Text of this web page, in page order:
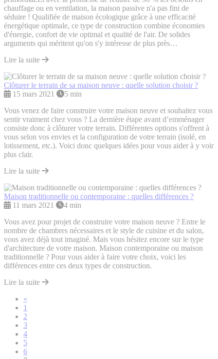
chauffage ou en ventilation, la maison passive n'a pas fini de
séduire ! Qualifiée de maison écologique grâce à une efficacité
énergétique optimale, ce type de construction combine économies
d'énergie, confort de vie optimal et qualité de l'air. De solides
arguments qui méritent qu'on s'y intéresse de plus près…
Lire la suite
Clôturer le terrain de sa maison neuve : quelle solution choisir ?
15 mars 2021
5 min
Vous venez de faire construire votre maison neuve et souhaitez vous
sentir vraiment chez vous ? La dernière étape avant d’emménager
consiste donc à clôturer votre terrain. Différentes options s'offrent à
vous selon vos envies et la configuration de votre terrain (isolé, en
lotissement, etc.). Voici donc quelques idées pour vous aider à y voir
plus clair.
Lire la suite
Maison traditionnelle ou contemporaine : quelles différences ?
11 mars 2021
4 min
Vous avez pour projet de construire votre maison neuve ? Entre le
nombre de chambres nécessaires et le style de cuisine et du salon,
vous avez déjà tout imaginé. Mais vous hésitez encore sur le type
d'architecture de votre maison. Maison contemporaine ou maison
traditionnelle ? Pour vous aider à faire votre choix, voici les
différences entre ces deux types de construction.
Lire la suite
«
1
2
3
4
5
6